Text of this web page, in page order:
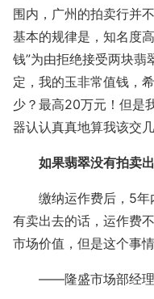
围内，广州的拍卖行并
基本的规律是，知名度
钱”为由拒绝接受两块翡
定，我的玉非常值钱，
少？最高20万元！但是
器认认真真地算我该交
如果翡翠没有拍卖
缴纳运作费后，5
有卖出去的话，运作费
市场价值，但是这个事
——隆盛市场部经